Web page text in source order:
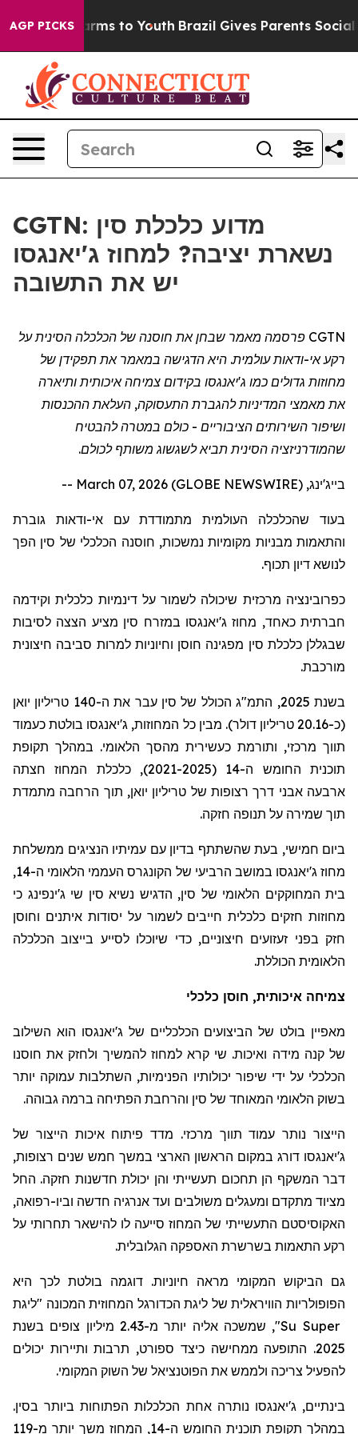
AGP PICKSHarms to Youth Brazil Gives Parents Social
CGTN: מדוע כלכלת סין
נשארת יציבה? למחוז ג'יאנגסו
יש את התשובה
CGTN פרסמה מאמר שבחן את חוסנה של הכלכלה הסינית על
רקע אי-ודאות עולמית. היא הדגישה במאמר את תפקידן של
מחוזות גדולים כמו ג'יאנגסו בקידום צמיחה איכותיתותיארה
אתמאמצי המדיניותלהגברת התעסוקה, העלאת ההכנסות
ושיפור השירותים הציבוריים - כולם במטרה להבטיח
שהמודרניזציה הסינית תביא לשגשוג משותף לכולם.
בייג'ינג, March 07, 2026 (GLOBE NEWSWIRE) --
בעוד שהכלכלה העולמית מתמודדת עם אי-ודאות גוברת
והתאמות מבניות מקומיות נמשכות, חוסנה הכלכלי של סין הפך
לנושא דיון תכוף.
כפרובינציה מרכזית שיכולה לשמור על דינמיות כלכלית וקידמה
חברתית כאחד, מחוז ג'יאנגסו במזרח סין מציע הצצה לסיבות
שבגללן כלכלת סין מפגינה חוסן וחיוניות למרות סביבה חיצונית
מורכבת.
בשנת 2025, התמ"ג הכולל של סין עבר את ה-140 טריליון יואן
(כ-20.16 טריליון דולר). מבין כל המחוזות, ג'יאנגסו בולטת כעמוד
תווך מרכזי, ותורמת כעשירית מהסך הלאומי. במהלך תקופת
תוכנית החומש ה-14 (2021-2025), כלכלת המחוז חצתה
ארבעה אבני דרך רצופות של טריליון יואן, תוך הרחבה מתמדת
תוך שמירה על תנופה חזקה.
ביום חמישי, בעת שהשתתף בדיון עם עמיתיו הנציגים ממשלחת
מחוז ג'יאנגסו במושב הרביעי של הקונגרס העממי הלאומי ה-14,
בית המחוקקים הלאומי של סין, הדגיש נשיא סין שי ג'ינפינג כי
מחוזות חזקים כלכלית חייבים לשמור על יסודות איתנים וחוסן
חזק בפני זעזועים חיצוניים, כדי שיוכלו לסייע בייצוב הכלכלה
הלאומית הכוללת.
צמיחה איכותית, חוסן כלכלי
מאפיין בולט של הביצועים הכלכליים של ג'יאנגסו הוא השילוב
של קנה מידה ואיכות. שי קרא למחוז להמשיך ולחזק את חוסנו
הכלכלי על ידי שיפור יכולותיו הפנימיות, השתלבות עמוקה יותר
בשוק הלאומי המאוחד של סין והרחבת הפתיחה ברמה גבוהה.
הייצור נותר עמוד תווך מרכזי. מדד פיתוח איכות הייצור של
ג'יאנגסו דורג במקום הראשון הארצי במשך חמש שנים רצופות,
דבר המשקף הן תחכום תעשייתי והן יכולת חדשנות חזקה. החל
מציוד מתקדם ומעגלים משולבים ועד אנרגיה חדשה וביו-רפואה,
האקוסיסטם התעשייתי של המחוז סייעה לו להישאר תחרותי על
רקע התאמות בשרשרת האספקה הגלובלית.
גם הביקוש המקומי מראה חיוניות. דוגמה בולטת לכך היא
הפופולריות הוויראלית של ליגת הכדורגל המחוזית המכונה "ליגת
Su Super
", שמשכה אליה יותר מ-2.43 מיליון צופים בשנת
2025. התופעה ממחישה כיצד ספורט, תרבות ותיירות יכולים
להפעיל צריכה ולממש את הפוטנציאל של השוק המקומי.
בינתיים, ג'יאנגסו נותרה אחת הכלכלות הפתוחות ביותר בסין.
במהלך תקופת תוכנית החומש ה-14, המחוז משך יותר מ-119